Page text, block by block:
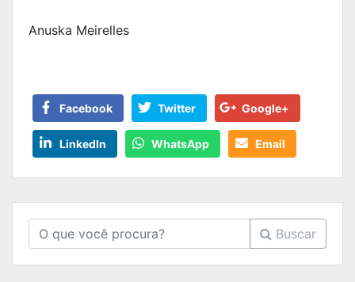
Anuska Meirelles
Facebook Twitter Google+
LinkedIn WhatsApp Email
Buscar